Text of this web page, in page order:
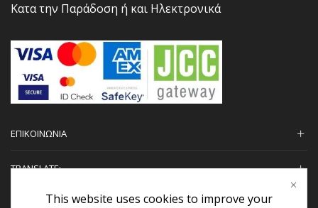
Κατα την Παράδοση ή και Ηλεκτρονικά
ΕΠΙΚΟΙΝΩΝΙΑ
TRANSLATE:
This website uses cookies to improve your